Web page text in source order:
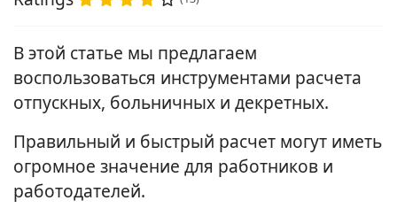
В этой статье мы предлагаем
воспользоваться инструментами расчета
отпускных, больничных и декретных.
Правильный и быстрый расчет могут иметь
огромное значение для работников и
работодателей.